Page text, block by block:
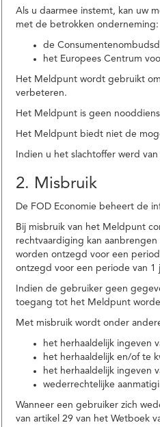
Als u daarmee instemt, kan uw
met de betrokken onderneming:
de
het Europees Centrum
Het Meldpunt wordt gebruikt
verbeteren.
Het Meldpunt is geen
Het Meldpunt biedt niet de
Indien u het slachtoffer werd
2. Misbruik
De FOD Economie beheert de
Bij misbruik van het Meldpunt
rechtvaardiging kan
worden ontzegd voor een
ontzegd voor een periode van 1
Indien de gebruiker geen
toegang tot het Meldpunt
Met misbruik wordt onder
het herhaaldelijk ingeven
het herhaaldelijk en/of te
het herhaaldelijk ingeven
wederrechtelijke
Wanneer een gebruiker zich
van artikel 29 van het Wetboek